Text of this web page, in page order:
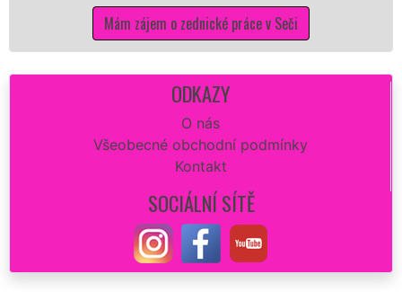
zájem o zednické práce v Seči
ODKAZY
O nás
Všeobecné obchodní podmínky
Kontakt
SOCIÁLNÍ SÍTĚ